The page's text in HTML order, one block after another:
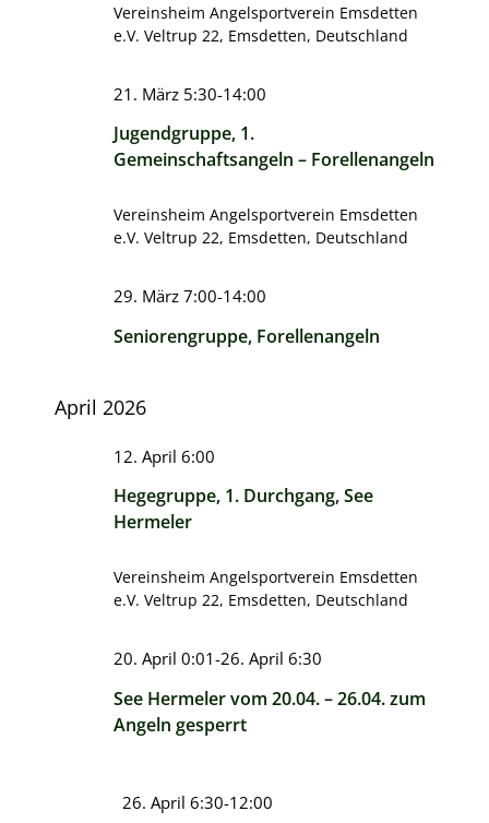
Vereinsheim Angelsportverein Emsdetten
e.V. Veltrup 22, Emsdetten, Deutschland
Jugendgruppe, 1.
Gemeinschaftsangeln – Forellenangeln
21. März 5:30-14:00
Vereinsheim Angelsportverein Emsdetten
e.V. Veltrup 22, Emsdetten, Deutschland
Seniorengruppe, Forellenangeln
29. März 7:00-14:00
April 2026
Hegegruppe, 1. Durchgang, See
Hermeler
12. April 6:00
Vereinsheim Angelsportverein Emsdetten
e.V. Veltrup 22, Emsdetten, Deutschland
See Hermeler vom 20.04. – 26.04. zum
Angeln gesperrt
20. April 0:01-26. April 6:30
Hervorgehoben
26. April 6:30-12:00